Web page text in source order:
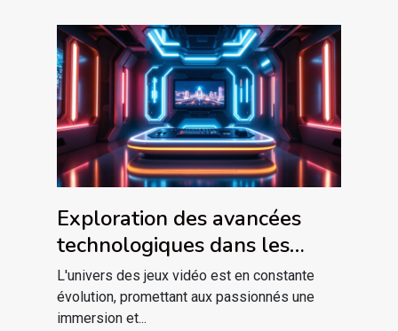
Exploration des avancées
technologiques dans les
plateformes de jeu modernes
L'univers des jeux vidéo est en constante
évolution, promettant aux passionnés une
immersion et...